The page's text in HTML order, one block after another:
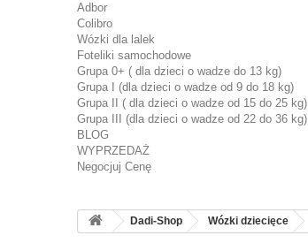
Adbor
Colibro
Wózki dla lalek
Foteliki samochodowe
Grupa 0+ ( dla dzieci o wadze do 13 kg)
Grupa I (dla dzieci o wadze od 9 do 18 kg)
Grupa II ( dla dzieci o wadze od 15 do 25 kg)
Grupa III (dla dzieci o wadze od 22 do 36 kg)
BLOG
WYPRZEDAŻ
Negocjuj Cenę
Dadi-Shop Wózki dziecięce